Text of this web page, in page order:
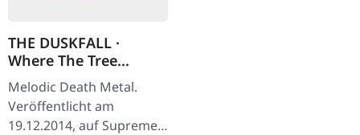
THE DUSKFALL ·
Where The Tree
Stands Dead | CLEAR
LP
Melodic Death Metal.
Veröffentlicht am
19.12.2014, auf Supreme